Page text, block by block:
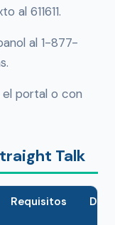
al 611611.
al 1-877-
el portal o con
Talk
Requisitos